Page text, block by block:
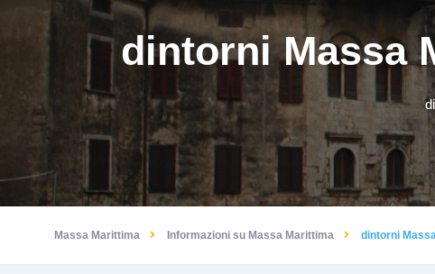
dintorni Massa
Massa Marittima Informazioni su Massa Marittima dintorni